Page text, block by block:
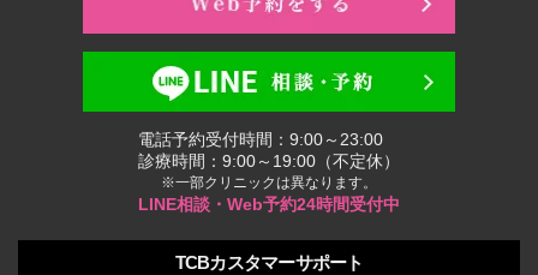
電話予約受付時間：9:00～23:00
診療時間：9:00～19:00（不定休）
※一部クリニックは異なります。
LINE相談・Web予約24時間受付中
TCBカスタマーサポート